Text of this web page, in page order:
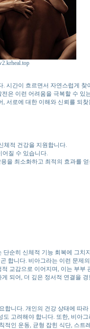
시간이 흐르면서 자연스럽게 찾
은 이런 어려움을 극복할 수 있
서로에 대한 이해와 신뢰를 되찾
체적 건강을 지원합니다.
어질 수 있습니다.
을 최소화하고 최적의 효과를
순히 신체적 기능 회복에 그치
합니다. 비아그라는 이런 문제
교감으로 이어지며, 이는 부부
되어, 더 깊은 정서적 연결을 경
니다. 개인의 건강 상태에 따
고려해야 합니다. 또한, 비아
적인 운동, 균형 잡힌 식단, 스트